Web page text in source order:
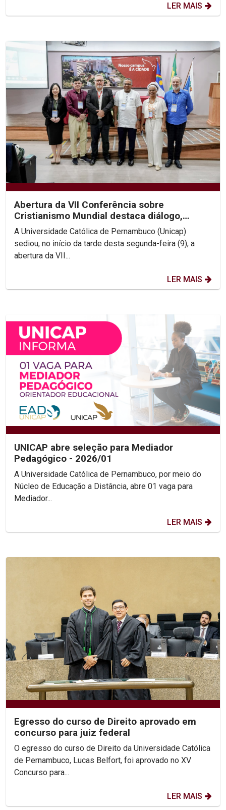
LER MAIS
Abertura da VII Conferência sobre
Cristianismo Mundial destaca diálogo,
diversidade religiosa e...
A Universidade Católica de Pernambuco (Unicap)
sediou, no início da tarde desta segunda-feira (9), a
abertura da VII...
LER MAIS
UNICAP abre seleção para Mediador
Pedagógico - 2026/01
A Universidade Católica de Pernambuco, por meio do
Núcleo de Educação a Distância, abre 01 vaga para
Mediador...
LER MAIS
Egresso do curso de Direito aprovado em
concurso para juiz federal
O egresso do curso de Direito da Universidade Católica
de Pernambuco, Lucas Belfort, foi aprovado no XV
Concurso para...
LER MAIS